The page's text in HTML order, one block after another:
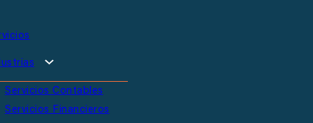
Servicios Contables
Servicios Financieros